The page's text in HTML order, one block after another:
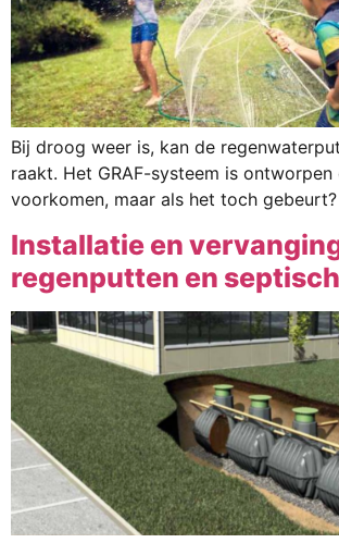
Bij droog weer is, kan de
raakt. Het GRAF-systeem is
voorkomen, maar als het toch gebeurt?
Installatie en
regenputten en